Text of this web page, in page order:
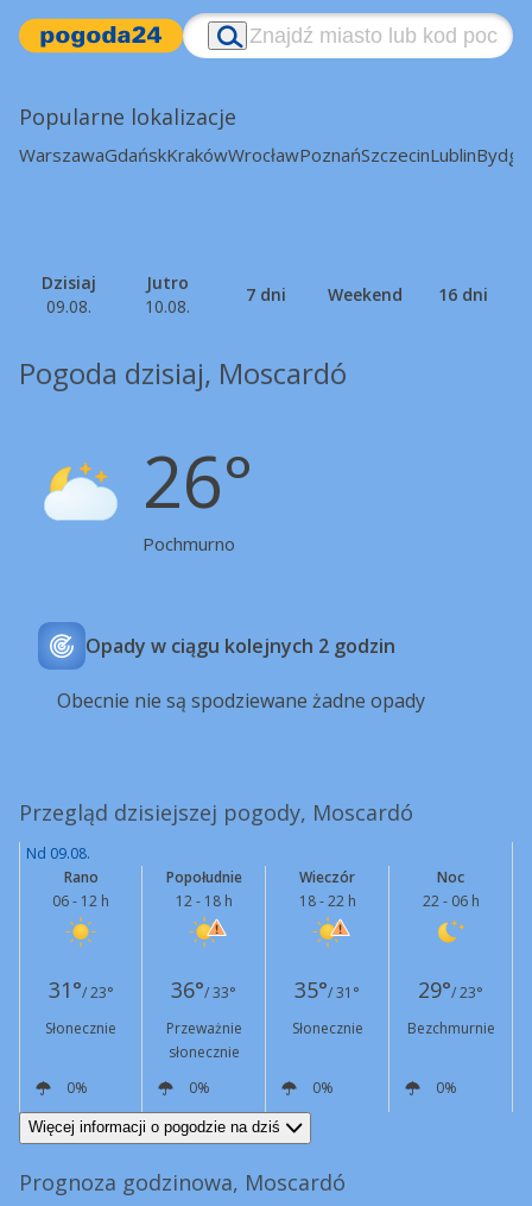
Popularne lokalizacje
WarszawaGdańskKrakówWrocławPoznańSzczecinLublin
Dzisiaj
09.08.
Jutro
10.08.
7 dni Weekend 16 dni
Pogoda dzisiaj, Moscardó
26°
Pochmurno
Opady w ciągu kolejnych 2 godzin
Obecnie nie są spodziewane żadne opady
Przegląd dzisiejszej pogody, Moscardó
Nd 09.08.
Rano
06 - 12 h
Popołudnie
12 - 18 h
Wieczór
18 - 22 h
Noc
22 - 06 h
31°/ 23° 36°/ 33° 35°/ 31° 29°/ 23°
Słonecznie
Przeważnie
słonecznie
Słonecznie Bezchmurnie
0% 0% 0%
0%
S
4 km/h SW
13 km/h
Więcej informacji o pogodzie na dziś
Prognoza godzinowa, Moscardó